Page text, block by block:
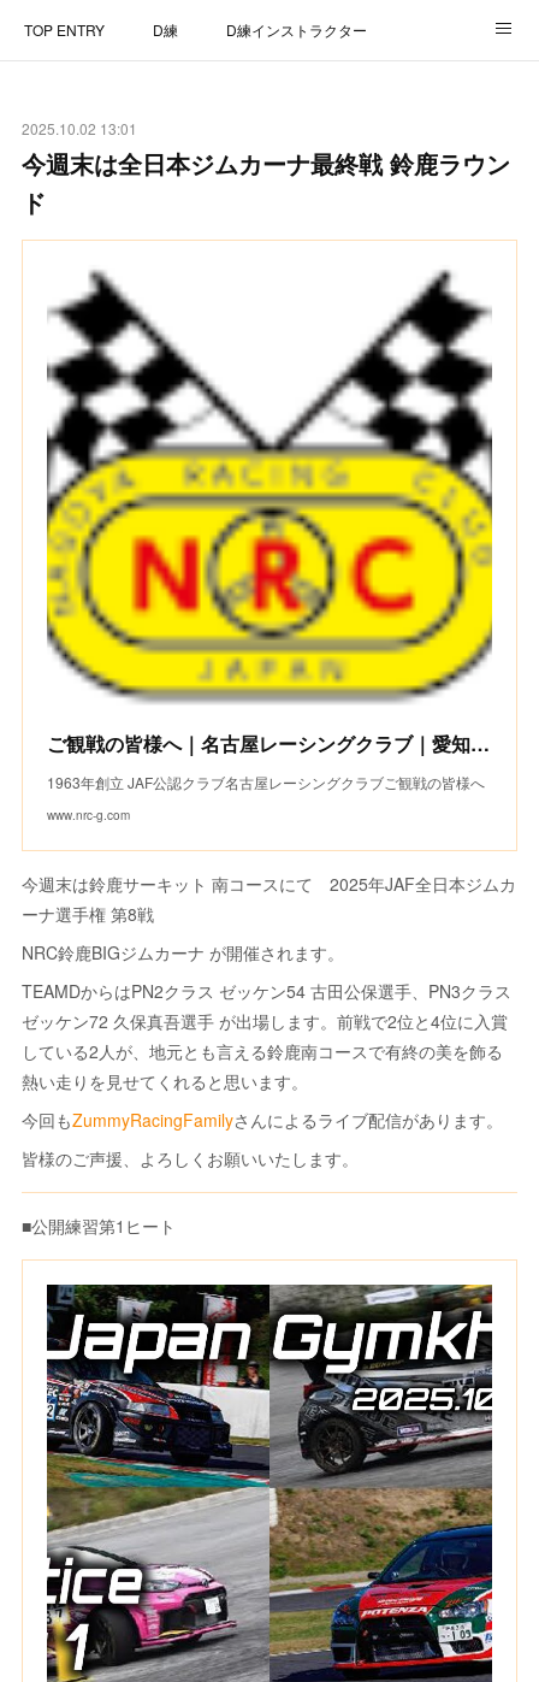
TOP ENTRY D練 D練インストラクター
CONTACT
2025.10.02 13:01
今週末は全日本ジムカーナ最終戦 鈴鹿ラウン
ド
ご観戦の皆様へ｜名古屋レーシングクラブ｜愛知県名古屋市のJAF公認クラブ
1963年創立 JAF公認クラブ名古屋レーシングクラブご観戦の皆様へ
www.nrc-g.com
今週末は鈴鹿サーキット 南コースにて 2025年JAF全日本ジムカ
ーナ選手権 第8戦
NRC鈴鹿BIGジムカーナ が開催されます。
TEAMDからはPN2クラス ゼッケン54 古田公保選手、PN3クラス
ゼッケン72 久保真吾選手 が出場します。前戦で2位と4位に入賞
している2人が、地元とも言える鈴鹿南コースで有終の美を飾る
熱い走りを見せてくれると思います。
今回もZummyRacingFamilyさんによるライブ配信があります。
皆様のご声援、よろしくお願いいたします。
■公開練習第1ヒート